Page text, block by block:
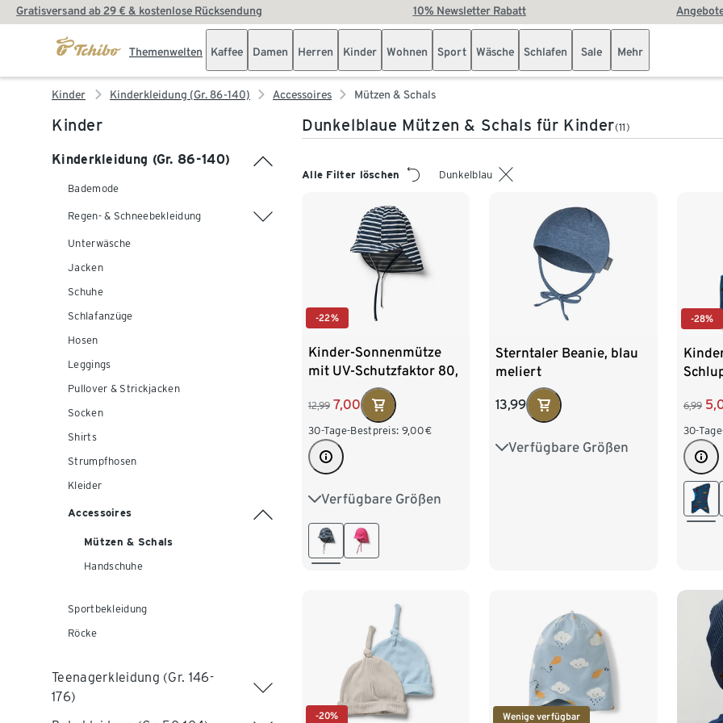
Gratisversand ab 29 € & kostenlose Rücksendung 10% Newsletter Rabatt
Themenwelten Kaffee Damen Herren Kinder Wohnen Sport Wäsche Schlafen Sale Mehr
Kinder Kinderkleidung (Gr. 86-140) Accessoires Mützen & Schals
Kinder
Kinderkleidung (Gr. 86-140)
Bademode
Regen- & Schneebekleidung
Unterwäsche
Jacken
Schuhe
Schlafanzüge
Hosen
Leggings
Pullover & Strickjacken
Socken
Shirts
Strumpfhosen
Kleider
Accessoires
Mützen & Schals
Handschuhe
Sportbekleidung
Röcke
Teenagerkleidung (Gr. 146-
176)
Dunkelblaue Mützen & Schals für Kinder(11)
Alle Filter löschen Dunkelblau
-22%
Kinder-Sonnenmütze
mit UV-Schutzfaktor 80,
12,99 7,00
30-Tage-Bestpreis: 9,00€
Verfügbare Größen
49-52 cm 45-48 cm
Sterntaler Beanie, blau
meliert
13,99
Verfügbare Größen
37 39 41 43
-28%
6,99
30-
-20% Wenige verfügbar